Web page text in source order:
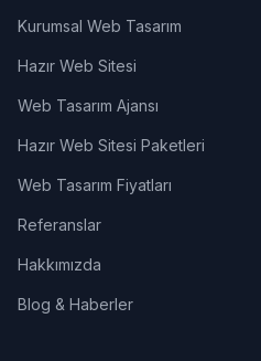
Kurumsal Web Tasarım
Hazır Web Sitesi
Web Tasarım Ajansı
Hazır Web Sitesi Paketleri
Web Tasarım Fiyatları
Referanslar
Hakkımızda
Blog & Haberler